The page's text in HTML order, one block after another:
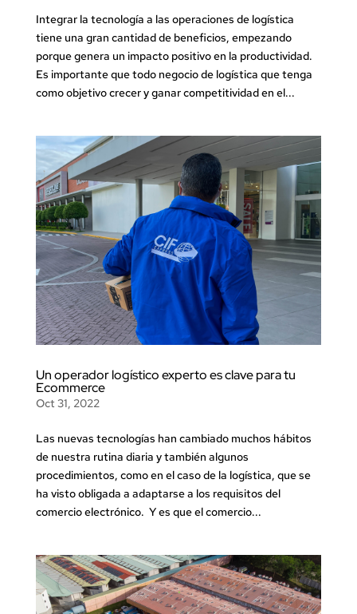
Integrar la tecnología a las operaciones de logística
tiene una gran cantidad de beneficios, empezando
porque genera un impacto positivo en la productividad.
Es importante que todo negocio de logística que tenga
como objetivo crecer y ganar competitividad en el...
Un operador logístico experto es clave para tu
Ecommerce
Oct 31, 2022
Las nuevas tecnologías han cambiado muchos hábitos
de nuestra rutina diaria y también algunos
procedimientos, como en el caso de la logística, que se
ha visto obligada a adaptarse a los requisitos del
comercio electrónico. Y es que el comercio...